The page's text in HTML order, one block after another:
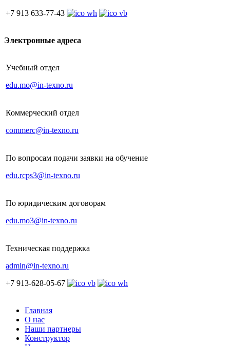
+7 913 633-77-43
Электронные адреса
Учебный отдел
edu.mo@in-texno.ru
Коммерческий отдел
commerc@in-texno.ru
По вопросам подачи заявки на обучение
edu.rcps3@in-texno.ru
По юридическим договорам
edu.mo3@in-texno.ru
Техническая поддержка
admin@in-texno.ru
+7 913-628-05-67
Главная
О нас
Наши партнеры
Конструктор